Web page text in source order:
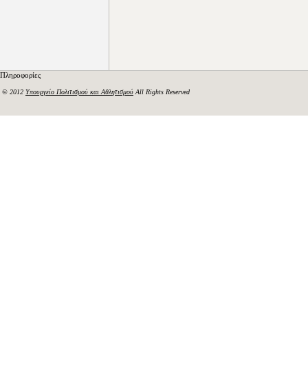
Πληροφορίες
© 2012 Υπουργείο Πολιτισμού και Αθλητισμού All Rights Reserved